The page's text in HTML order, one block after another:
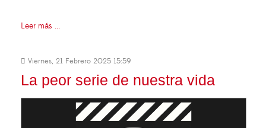
Leer más ...
Viernes, 21 Febrero 2025 15:59
La peor serie de nuestra vida